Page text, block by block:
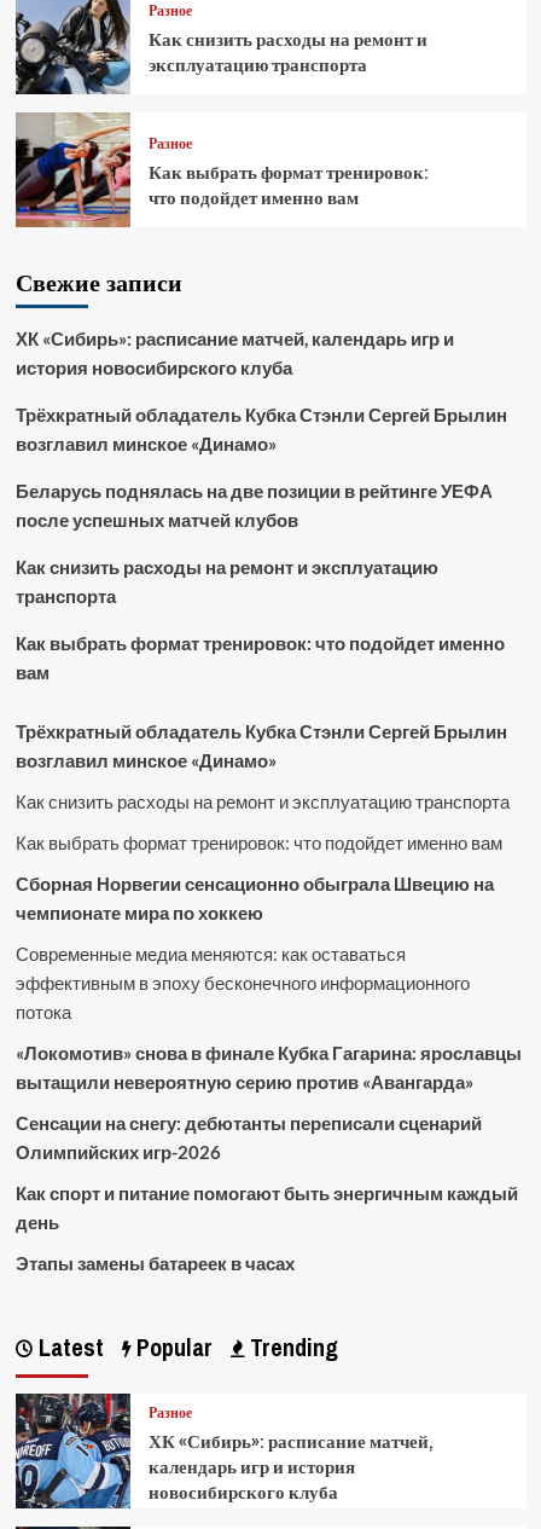
Разное
Как снизить расходы на ремонт и
эксплуатацию транспорта
Разное
Как выбрать формат тренировок:
что подойдет именно вам
Свежие записи
ХК «Сибирь»: расписание матчей, календарь игр и
история новосибирского клуба
Трёхкратный обладатель Кубка Стэнли Сергей Брылин
возглавил минское «Динамо»
Беларусь поднялась на две позиции в рейтинге УЕФА
после успешных матчей клубов
Как снизить расходы на ремонт и эксплуатацию
транспорта
Как выбрать формат тренировок: что подойдет именно
вам
Трёхкратный обладатель Кубка Стэнли Сергей Брылин
возглавил минское «Динамо»
Как снизить расходы на ремонт и эксплуатацию транспорта
Как выбрать формат тренировок: что подойдет именно вам
Сборная Норвегии сенсационно обыграла Швецию на
чемпионате мира по хоккею
Современные медиа меняются: как оставаться
эффективным в эпоху бесконечного информационного
потока
«Локомотив» снова в финале Кубка Гагарина: ярославцы
вытащили невероятную серию против «Авангарда»
Сенсации на снегу: дебютанты переписали сценарий
Олимпийских игр-2026
Как спорт и питание помогают быть энергичным каждый
день
Этапы замены батареек в часах
Latest Popular Trending
Разное
ХК «Сибирь»: расписание матчей,
календарь игр и история
новосибирского клуба